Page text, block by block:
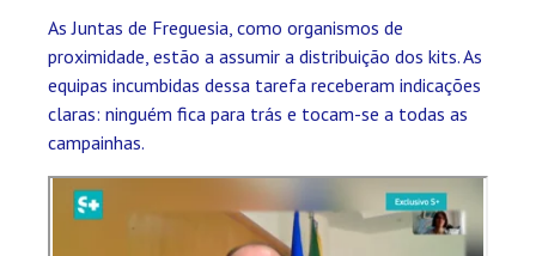
As Juntas de Freguesia, como organismos de
proximidade, estão a assumir a distribuição dos kits. As
equipas incumbidas dessa tarefa receberam indicações
claras: ninguém fica para trás e tocam-se a todas as
campainhas.